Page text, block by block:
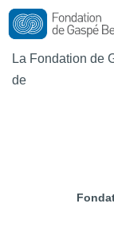
La Fondation de
de